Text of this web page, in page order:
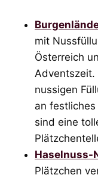
mit
Österreich
Adventszeit.
nussigen
an
sind eine
Haselnuss-
Plätzchen